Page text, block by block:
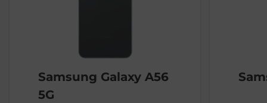
Samsung Galaxy A56
5G